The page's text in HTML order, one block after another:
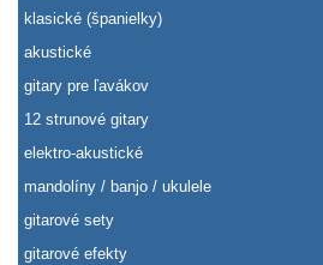
klasické (španielky)
akustické
gitary pre ľavákov
12 strunové gitary
elektro-akustické
mandolíny / banjo / ukulele
gitarové sety
gitarové efekty